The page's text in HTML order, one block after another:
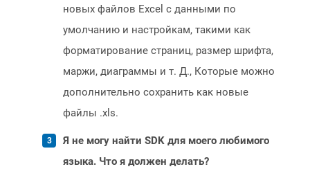
новых файлов Excel с данными по
умолчанию и настройкам, такими как
форматирование страниц, размер шрифта,
маржи, диаграммы и т. Д., Которые можно
дополнительно сохранить как новые
файлы .xls.
Я не могу найти SDK для моего любимого
языка. Что я должен делать?